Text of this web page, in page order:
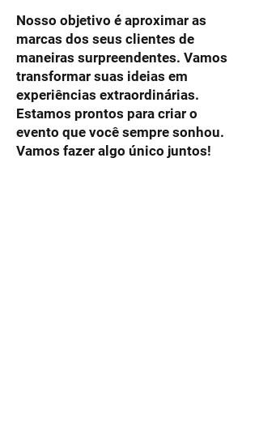
Nosso objetivo é aproximar as
marcas dos seus clientes de
maneiras surpreendentes.​ Vamos
transformar suas ideias em
experiências extraordinárias.
Estamos prontos para criar o
evento que você sempre sonhou.
Vamos fazer algo único juntos!